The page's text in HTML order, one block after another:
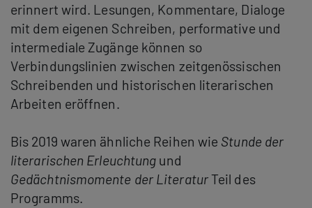
erinnert wird. Lesungen, Kommentare, Dialoge
mit dem eigenen Schreiben, performative und
intermediale Zugänge können so
Verbindungslinien zwischen zeitgenössischen
Schreibenden und historischen literarischen
Arbeiten eröffnen.
Bis 2019 waren ähnliche Reihen wie Stunde der
literarischen Erleuchtung und
Gedächtnismomente der LiteraturTeil des
Programms.